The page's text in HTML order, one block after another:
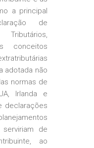
a principal
de
conceitos
adotada não
normas de
Irlanda e
declarações
de
ao